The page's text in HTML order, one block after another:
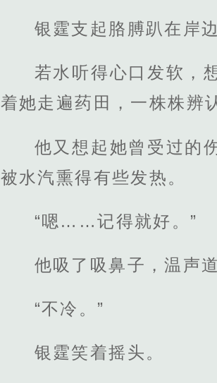
银霆支起胳膊趴在岸
若水听得心口发软，
着她走遍药田，一株株辨
他又想起她曾受过的
被水汽熏得有些发热。
“嗯……记得就好。”
他吸了吸鼻子，温声
“不冷。”
银霆笑着摇头。